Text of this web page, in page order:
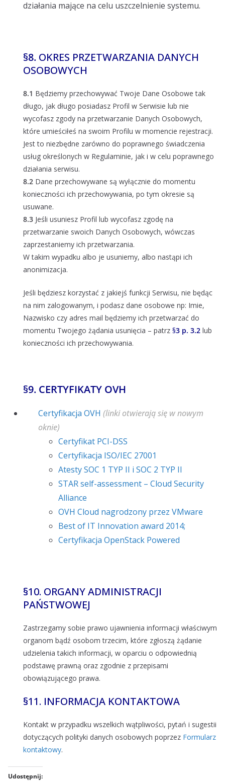
działania mające na celu uszczelnienie systemu.
§8. OKRES PRZETWARZANIA DANYCH
OSOBOWYCH
8.1 Będziemy przechowywać Twoje Dane Osobowe tak
długo, jak długo posiadasz Profil w Serwisie lub nie
wycofasz zgody na przetwarzanie Danych Osobowych,
które umieściłeś na swoim Profilu w momencie rejestracji.
Jest to niezbędne zarówno do poprawnego świadczenia
usług określonych w Regulaminie, jak i w celu poprawnego
działania serwisu.
8.2 Dane przechowywane są wyłącznie do momentu
konieczności ich przechowywania, po tym okresie są
usuwane.
8.3 Jeśli usuniesz Profil lub wycofasz zgodę na
przetwarzanie swoich Danych Osobowych, wówczas
zaprzestaniemy ich przetwarzania.
W takim wypadku albo je usuniemy, albo nastąpi ich
anonimizacja.
Jeśli będziesz korzystać z jakiejś funkcji Serwisu, nie będąc
na nim zalogowanym, i podasz dane osobowe np: Imie,
Nazwisko czy adres mail będziemy ich przetwarzać do
momentu Twojego żądania usunięcia – patrz §3 p. 3.2 lub
konieczności ich przechowywania.
§9. CERTYFIKATY OVH
Certyfikacja OVH (linki otwierają się w nowym
oknie)
Certyfikat PCI-DSS
Certyfikacja ISO/IEC 27001
Atesty SOC 1 TYP II i SOC 2 TYP II
STAR self-assessment – Cloud Security
Alliance
OVH Cloud nagrodzony przez VMware
Best of IT Innovation award 2014;
Certyfikacja OpenStack Powered
§10. ORGANY ADMINISTRACJI
PAŃSTWOWEJ
Zastrzegamy sobie prawo ujawnienia informacji właściwym
organom bądź osobom trzecim, które zgłoszą żądanie
udzielenia takich informacji, w oparciu o odpowiednią
podstawę prawną oraz zgodnie z przepisami
obowiązującego prawa.
§11. INFORMACJA KONTAKTOWA
Kontakt w przypadku wszelkich wątpliwości, pytań i sugestii
dotyczących polityki danych osobowych poprzez Formularz
kontaktowy.
Udostępnij: